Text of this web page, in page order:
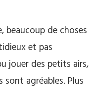
de choses
et pas
jouer des petits airs,
agréables. Plus